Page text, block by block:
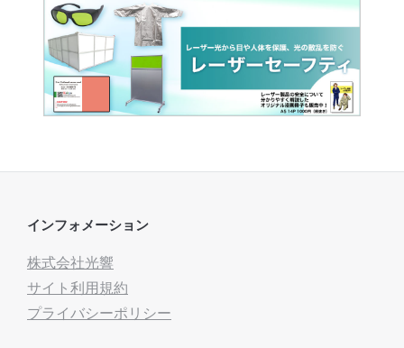
インフォメーション
株式会社光響
サイト利用規約
プライバシーポリシー